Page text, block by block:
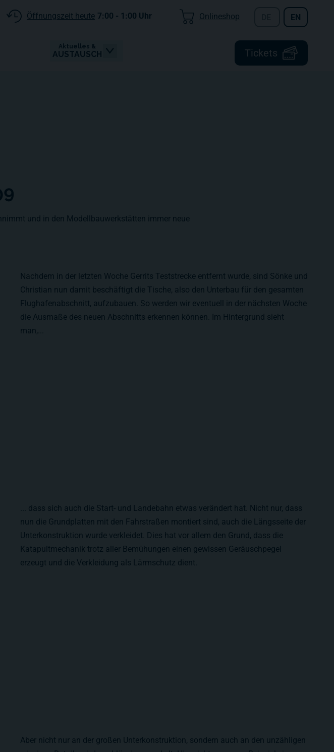
Tickets
Aktuelles &
AUSTAUSCH
Öffnungszeit heute 7:00 - 1:00 Uhr Onlineshop EN
und in den Modellbauwerkstätten immer neue
Nachdem in der letzten Woche Gerrits Teststrecke entfernt wurde, sind Sönke und
Christian nun damit beschäftigt die Tische, also den Unterbau für den gesamten
Flughafenabschnitt, aufzubauen. So werden wir eventuell in der nächsten Woche
die Ausmaße des neuen Abschnitts erkennen können. Im Hintergrund sieht
man,...
... dass sich auch die Start- und Landebahn etwas verändert hat. Nicht nur, dass
nun die Grundplatten mit den Fahrstraßen montiert sind, auch die Längsseite der
Unterkonstruktion wurde verkleidet. Dies hat vor allem den Grund, dass die
Katapultmechanik trotz aller Bemühungen einen gewissen Geräuschpegel
erzeugt und die Verkleidung als Lärmschutz dient.
Aber nicht nur an der großen Unterkonstruktion, sondern auch an den unzähligen